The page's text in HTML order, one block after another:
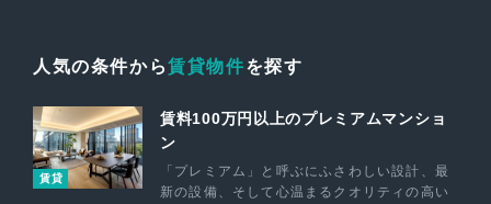
人気の条件から賃貸物件を探す
賃貸
賃料100万円以上のプレミアムマンショ
ン
「プレミアム」と呼ぶにふさわしい設計、最
新の設備、そして心温まるクオリティの高い